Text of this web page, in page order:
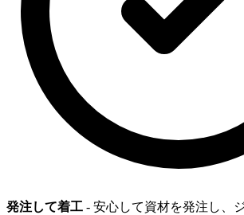
発注して着工 - 安心して資材を発注し、